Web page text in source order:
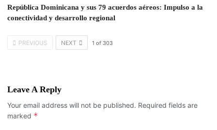
República Dominicana y sus 79 acuerdos aéreos: Impulso a la
conectividad y desarrollo regional
PREVIOUS NEXT 1 of 303
Leave A Reply
Your email address will not be published. Required fields are
marked *